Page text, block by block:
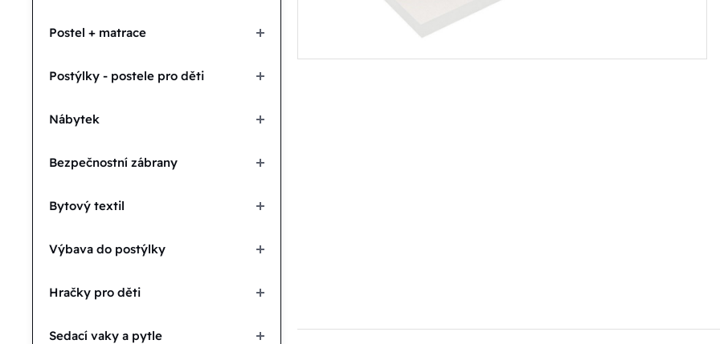
Postel + matrace
Postýlky - postele pro děti
Nábytek
Bezpečnostní zábrany
Bytový textil
Výbava do postýlky
Hračky pro děti
Sedací vaky a pytle